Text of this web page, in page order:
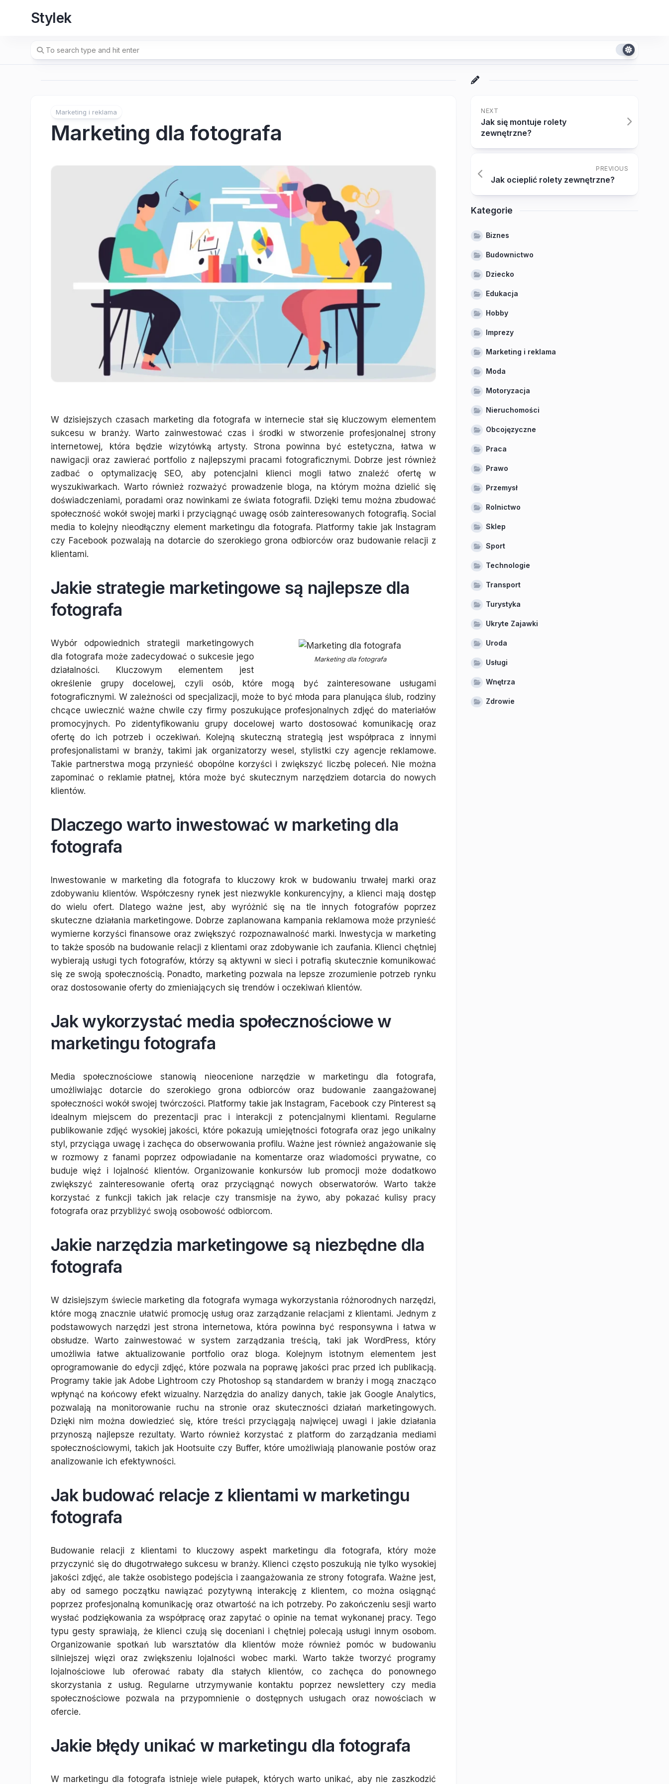
Stylek
Marketing i reklama
Marketing dla fotografa
W dzisiejszych czasach marketing dla fotografa w internecie stał się kluczowym elementem
sukcesu w branży. Warto zainwestować czas i środki w stworzenie profesjonalnej strony
internetowej, która będzie wizytówką artysty. Strona powinna być estetyczna, łatwa w
nawigacji oraz zawierać portfolio z najlepszymi pracami fotograficznymi. Dobrze jest również
zadbać o optymalizację SEO, aby potencjalni klienci mogli łatwo znaleźć ofertę w
wyszukiwarkach. Warto również rozważyć prowadzenie bloga, na którym można dzielić się
doświadczeniami, poradami oraz nowinkami ze świata fotografii. Dzięki temu można zbudować
społeczność wokół swojej marki i przyciągnąć uwagę osób zainteresowanych fotografią. Social
media to kolejny nieodłączny element marketingu dla fotografa. Platformy takie jak Instagram
czy Facebook pozwalają na dotarcie do szerokiego grona odbiorców oraz budowanie relacji z
klientami.
Jakie strategie marketingowe są najlepsze dla
fotografa
Marketing dla fotografa
Wybór odpowiednich strategii marketingowych
dla fotografa może zadecydować o sukcesie jego
działalności. Kluczowym elementem jest
określenie grupy docelowej, czyli osób, które mogą być zainteresowane usługami
fotograficznymi. W zależności od specjalizacji, może to być młoda para planująca ślub, rodziny
chcące uwiecznić ważne chwile czy firmy poszukujące profesjonalnych zdjęć do materiałów
promocyjnych. Po zidentyfikowaniu grupy docelowej warto dostosować komunikację oraz
ofertę do ich potrzeb i oczekiwań. Kolejną skuteczną strategią jest współpraca z innymi
profesjonalistami w branży, takimi jak organizatorzy wesel, stylistki czy agencje reklamowe.
Takie partnerstwa mogą przynieść obopólne korzyści i zwiększyć liczbę poleceń. Nie można
zapominać o reklamie płatnej, która może być skutecznym narzędziem dotarcia do nowych
klientów.
Dlaczego warto inwestować w marketing dla
fotografa
Inwestowanie w marketing dla fotografa to kluczowy krok w budowaniu trwałej marki oraz
zdobywaniu klientów. Współczesny rynek jest niezwykle konkurencyjny, a klienci mają dostęp
do wielu ofert. Dlatego ważne jest, aby wyróżnić się na tle innych fotografów poprzez
skuteczne działania marketingowe. Dobrze zaplanowana kampania reklamowa może przynieść
wymierne korzyści finansowe oraz zwiększyć rozpoznawalność marki. Inwestycja w marketing
to także sposób na budowanie relacji z klientami oraz zdobywanie ich zaufania. Klienci chętniej
wybierają usługi tych fotografów, którzy są aktywni w sieci i potrafią skutecznie komunikować
się ze swoją społecznością. Ponadto, marketing pozwala na lepsze zrozumienie potrzeb rynku
oraz dostosowanie oferty do zmieniających się trendów i oczekiwań klientów.
Jak wykorzystać media społecznościowe w
marketingu fotografa
Media społecznościowe stanowią nieocenione narzędzie w marketingu dla fotografa,
umożliwiając dotarcie do szerokiego grona odbiorców oraz budowanie zaangażowanej
społeczności wokół swojej twórczości. Platformy takie jak Instagram, Facebook czy Pinterest są
idealnym miejscem do prezentacji prac i interakcji z potencjalnymi klientami. Regularne
publikowanie zdjęć wysokiej jakości, które pokazują umiejętności fotografa oraz jego unikalny
styl, przyciąga uwagę i zachęca do obserwowania profilu. Ważne jest również angażowanie się
w rozmowy z fanami poprzez odpowiadanie na komentarze oraz wiadomości prywatne, co
buduje więź i lojalność klientów. Organizowanie konkursów lub promocji może dodatkowo
zwiększyć zainteresowanie ofertą oraz przyciągnąć nowych obserwatorów. Warto także
korzystać z funkcji takich jak relacje czy transmisje na żywo, aby pokazać kulisy pracy
fotografa oraz przybliżyć swoją osobowość odbiorcom.
Jakie narzędzia marketingowe są niezbędne dla
fotografa
W dzisiejszym świecie marketing dla fotografa wymaga wykorzystania różnorodnych narzędzi,
które mogą znacznie ułatwić promocję usług oraz zarządzanie relacjami z klientami. Jednym z
podstawowych narzędzi jest strona internetowa, która powinna być responsywna i łatwa w
obsłudze. Warto zainwestować w system zarządzania treścią, taki jak WordPress, który
umożliwia łatwe aktualizowanie portfolio oraz bloga. Kolejnym istotnym elementem jest
oprogramowanie do edycji zdjęć, które pozwala na poprawę jakości prac przed ich publikacją.
Programy takie jak Adobe Lightroom czy Photoshop są standardem w branży i mogą znacząco
wpłynąć na końcowy efekt wizualny. Narzędzia do analizy danych, takie jak Google Analytics,
pozwalają na monitorowanie ruchu na stronie oraz skuteczności działań marketingowych.
Dzięki nim można dowiedzieć się, które treści przyciągają najwięcej uwagi i jakie działania
przynoszą najlepsze rezultaty. Warto również korzystać z platform do zarządzania mediami
społecznościowymi, takich jak Hootsuite czy Buffer, które umożliwiają planowanie postów oraz
analizowanie ich efektywności.
Jak budować relacje z klientami w marketingu
fotografa
Budowanie relacji z klientami to kluczowy aspekt marketingu dla fotografa, który może
przyczynić się do długotrwałego sukcesu w branży. Klienci często poszukują nie tylko wysokiej
jakości zdjęć, ale także osobistego podejścia i zaangażowania ze strony fotografa. Ważne jest,
aby od samego początku nawiązać pozytywną interakcję z klientem, co można osiągnąć
poprzez profesjonalną komunikację oraz otwartość na ich potrzeby. Po zakończeniu sesji warto
wysłać podziękowania za współpracę oraz zapytać o opinie na temat wykonanej pracy. Tego
typu gesty sprawiają, że klienci czują się doceniani i chętniej polecają usługi innym osobom.
Organizowanie spotkań lub warsztatów dla klientów może również pomóc w budowaniu
silniejszej więzi oraz zwiększeniu lojalności wobec marki. Warto także tworzyć programy
lojalnościowe lub oferować rabaty dla stałych klientów, co zachęca do ponownego
skorzystania z usług. Regularne utrzymywanie kontaktu poprzez newslettery czy media
społecznościowe pozwala na przypomnienie o dostępnych usługach oraz nowościach w
ofercie.
Jakie błędy unikać w marketingu dla fotografa
W marketingu dla fotografa istnieje wiele pułapek, których warto unikać, aby nie zaszkodzić
NEXT
Jak się montuje rolety
zewnętrzne?
PREVIOUS
Jak ocieplić rolety zewnętrzne?
Kategorie
Biznes
Budownictwo
Dziecko
Edukacja
Hobby
Imprezy
Marketing i reklama
Moda
Motoryzacja
Nieruchomości
Obcojęzyczne
Praca
Prawo
Przemysł
Rolnictwo
Sklep
Sport
Technologie
Transport
Turystyka
Ukryte Zajawki
Uroda
Usługi
Wnętrza
Zdrowie